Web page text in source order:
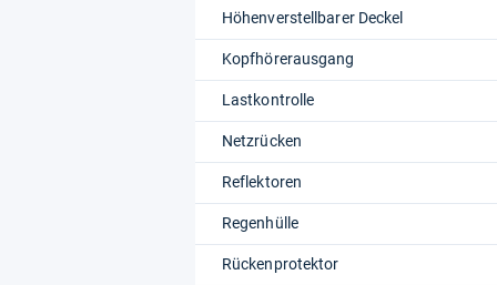
Höhenverstellbarer Deckel
Kopfhörerausgang
Lastkontrolle
Netzrücken
Reflektoren
Regenhülle
Rückenprotektor